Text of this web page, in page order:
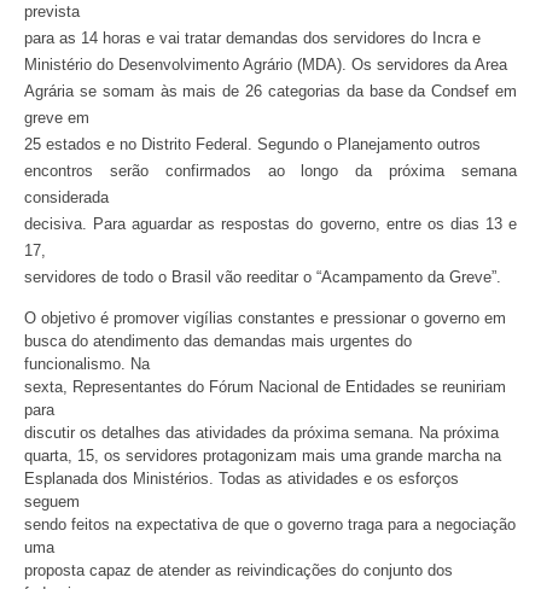
prevista
para as 14 horas e vai tratar demandas dos servidores do Incra e
Ministério do Desenvolvimento Agrário (MDA). Os servidores da Area
Agrária se somam às mais de 26 categorias da base da Condsef em
greve em
25 estados e no Distrito Federal. Segundo o Planejamento outros
encontros serão confirmados ao longo da próxima semana
considerada
decisiva. Para aguardar as respostas do governo, entre os dias 13 e
17,
servidores de todo o Brasil vão reeditar o “Acampamento da Greve”.
O objetivo é promover vigílias constantes e pressionar o governo em
busca do atendimento das demandas mais urgentes do
funcionalismo. Na
sexta, Representantes do Fórum Nacional de Entidades se reuniriam
para
discutir os detalhes das atividades da próxima semana. Na próxima
quarta, 15, os servidores protagonizam mais uma grande marcha na
Esplanada dos Ministérios. Todas as atividades e os esforços
seguem
sendo feitos na expectativa de que o governo traga para a negociação
uma
proposta capaz de atender as reivindicações do conjunto dos